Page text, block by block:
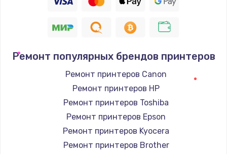
Ремонт популярных брендов принтеров
Ремонт принтеров Canon
Ремонт принтеров HP
Ремонт принтеров Toshiba
Ремонт принтеров Epson
Ремонт принтеров Kyocera
Ремонт принтеров Brother